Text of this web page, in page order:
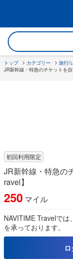
トップ カテゴリー
旅行/
JR新幹線・特急のチケットを
初回利用限定
JR新幹線・特急の
ravel】
250 マイル
NAVITIME Travelで
を承っております。
ご希望の列車の特急
列車一覧から簡単操